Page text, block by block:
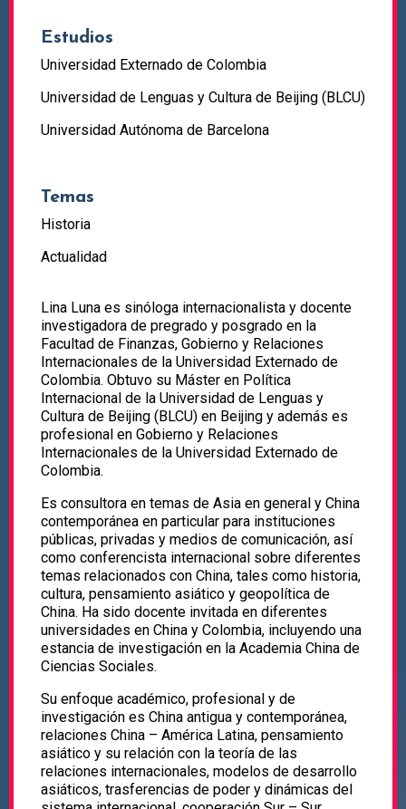
Estudios
Universidad Externado de Colombia
Universidad de Lenguas y Cultura de Beijing (BLCU)
Universidad Autónoma de Barcelona
Temas
Historia
Actualidad
Lina Luna es sinóloga internacionalista y docente
investigadora de pregrado y posgrado en la
Facultad de Finanzas, Gobierno y Relaciones
Internacionales de la Universidad Externado de
Colombia. Obtuvo su Máster en Política
Internacional de la Universidad de Lenguas y
Cultura de Beijing (BLCU) en Beijing y además es
profesional en Gobierno y Relaciones
Internacionales de la Universidad Externado de
Colombia.
Es consultora en temas de Asia en general y China
contemporánea en particular para instituciones
públicas, privadas y medios de comunicación, así
como conferencista internacional sobre diferentes
temas relacionados con China, tales como historia,
cultura, pensamiento asiático y geopolítica de
China. Ha sido docente invitada en diferentes
universidades en China y Colombia, incluyendo una
estancia de investigación en la Academia China de
Ciencias Sociales.
Su enfoque académico, profesional y de
investigación es China antigua y contemporánea,
relaciones China – América Latina, pensamiento
asiático y su relación con la teoría de las
relaciones internacionales, modelos de desarrollo
asiáticos, trasferencias de poder y dinámicas del